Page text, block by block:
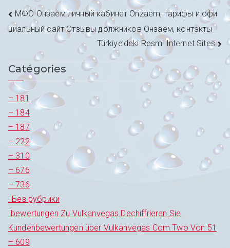
Navigation
de
l’article
МФО Онзаем личный кабинет Onzaem, тарифы и офи
циальный сайт Отзывы должников Онзаем, контакты
Türkiye’deki Resmi Internet Sites
Catégories
– 181
– 184
– 187
– 222
– 310
– 676
– 736
! Без рубрики
"bewertungen Zu Vulkanvegas Dechiffrieren Sie
Kundenbewertungen über Vulkanvegas Com Two Von 51
– 609